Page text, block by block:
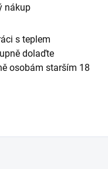
nákup
s teplem
dolaďte
osobám starším 18